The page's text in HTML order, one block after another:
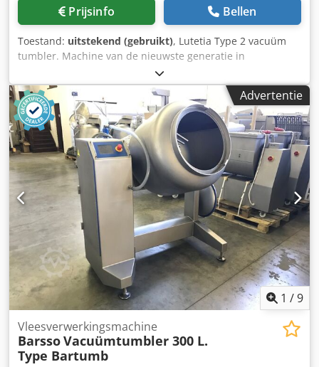
Prijsinfo Bellen
Toestand: uitstekend (gebruikt), Lutetia Type 2 vacuüm
tumbler. Machine van de nieuwste generatie in
uitstekende staat. Direct afkomstig uit een gesloten
vleeswarenfabriek. Chsdpfxezii Uye Acwea
Advertentie
1 /9
Vleesverwerkingsmachine
BarssoVacuümtumbler 300 L.
Type Bartumb